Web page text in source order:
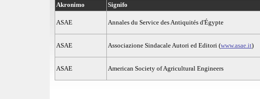
Akronimo Signifo
ASAE Annales du Service des Antiquités d'Égypte
ASAE Associazione Sindacale Autori ed Editori (www.asae.it)
ASAE American Society of Agricultural Engineers